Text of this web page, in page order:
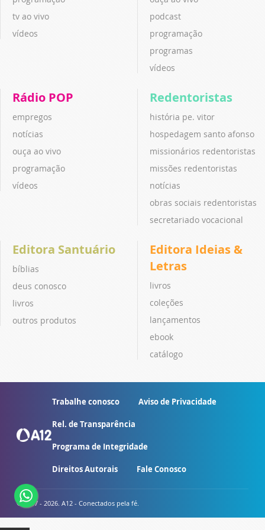
tv ao vivo
vídeos
podcast
programação
programas
vídeos
Rádio POP
empregos
notícias
ouça ao vivo
programação
vídeos
Redentoristas
história pe. vitor
hospedagem santo afonso
missionários redentoristas
missões redentoristas
notícias
obras sociais redentoristas
secretariado vocacional
Editora Santuário
bíblias
deus conosco
livros
outros produtos
Editora Ideias &
Letras
livros
coleções
lançamentos
ebook
catálogo
Trabalhe conosco Aviso de Privacidade
Rel. de Transparência
Programa de Integridade
Direitos Autorais Fale Conosco
© 2007 - 2026. A12 - Conectados pela fé.